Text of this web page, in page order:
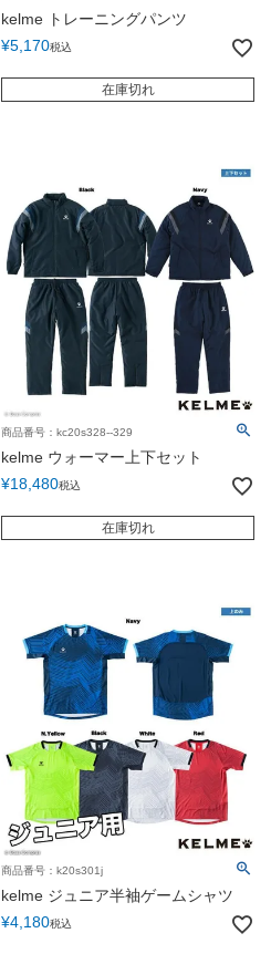
kelme トレーニングパンツ
¥5,170税込
在庫切れ
商品番号：kc20s328--329
kelme ウォーマー上下セット
¥18,480税込
在庫切れ
商品番号：k20s301j
kelme ジュニア半袖ゲームシャツ
¥4,180税込